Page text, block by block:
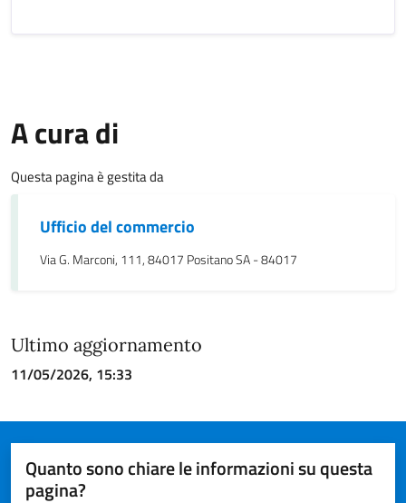
A cura di
Questa pagina è gestita da
Ufficio del commercio
Via G. Marconi, 111, 84017 Positano SA - 84017
Ultimo aggiornamento
11/05/2026, 15:33
Quanto sono chiare le informazioni su questa
pagina?